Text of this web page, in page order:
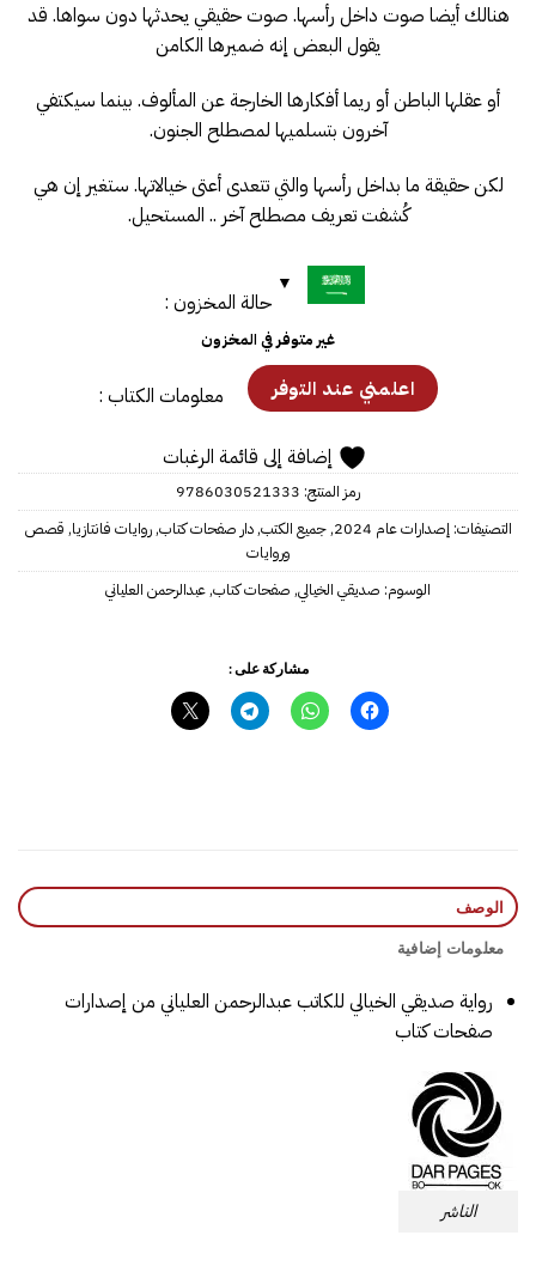
هنالك أيضا صوت داخل رأسها. صوت حقيقي يحدثها دون سواها. قد
يقول البعض إنه ضميرها الكامن
أو عقلها الباطن أو ريما أفكارها الخارجة عن المألوف. بينما سيكتفي
آخرون بتسلميها لمصطلح الجنون.
لكن حقيقة ما بداخل رأسها والتي تتعدى أعتى خيالاتها. ستغير إن هي
كُشفت تعريف مصطلح آخر .. المستحيل.
حالة المخزون :
غير متوفر في المخزون
معلومات الكتاب :
إضافة إلى قائمة الرغبات
رمز المنتج: ‎9786030521333‎‎
التصنيفات: إصدارات عام 2024 ,جميع الكتب,دار صفحات كتاب,روايات فانتازيا, قصص
وروايات
الوسوم: صديقي الخيالي, صفحات كتاب,عبدالرحمن العلياني
مشاركة على :
الوصف
معلومات إضافية
رواية صديقي الخيالي للكاتب عبدالرحمن العلياني من إصدارات
صفحات كتاب
الناشر